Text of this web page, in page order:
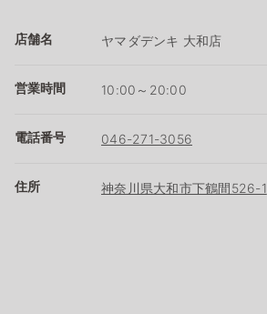
店舗名 ヤマダデンキ 大和店
営業時間 10:00～20:00
電話番号 046-271-3056
住所 神奈川県大和市下鶴間526-1